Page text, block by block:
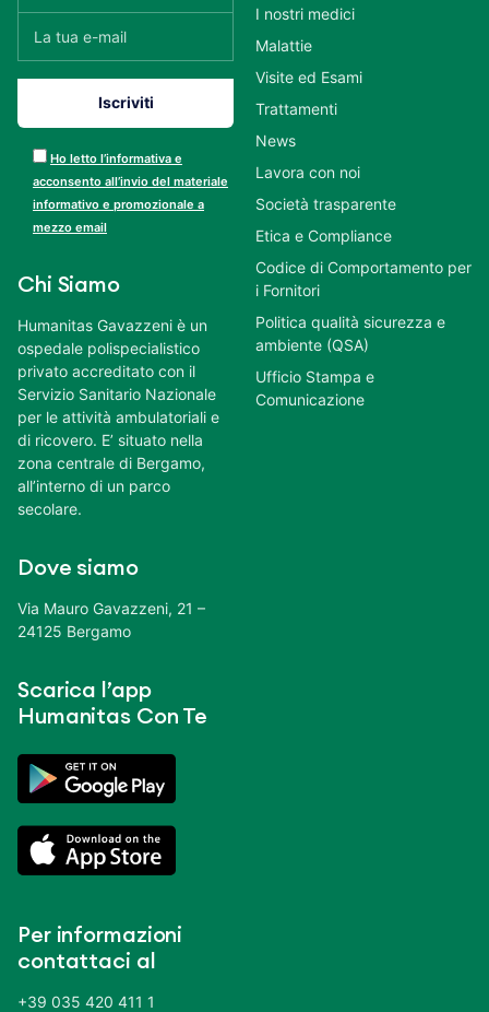
Ho letto l’informativa e
acconsento all’invio del materiale
informativo e promozionale a
mezzo email
Chi Siamo
Humanitas Gavazzeni è un
ospedale polispecialistico
privato accreditato con il
Servizio Sanitario Nazionale
per le attività ambulatoriali e
di ricovero. E’ situato nella
zona centrale di Bergamo,
all’interno di un parco
secolare.
Dove siamo
Via Mauro Gavazzeni, 21 –
24125 Bergamo
Scarica l’app
Humanitas Con Te
Per informazioni
contattaci al
+39 035 420 411 1
I nostri medici
Malattie
Visite ed Esami
Trattamenti
News
Lavora con noi
Società trasparente
Etica e Compliance
Codice di Comportamento per
i Fornitori
Politica qualità sicurezza e
ambiente (QSA)
Ufficio Stampa e
Comunicazione